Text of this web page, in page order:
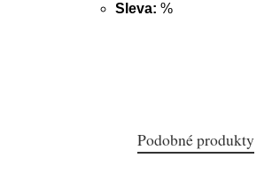
Sleva: %
Podobné produkty